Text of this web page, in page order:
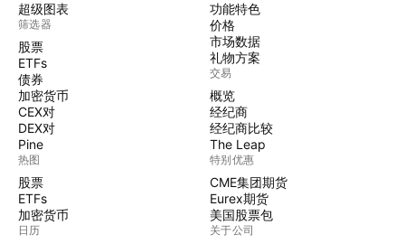
超级图表
筛选器
股票
ETFs
债券
加密货币
CEX对
DEX对
Pine
热图
股票
ETFs
加密货币
日历
功能特色
价格
市场数据
礼物方案
交易
概览
经纪商
经纪商比较
The Leap
特别优惠
CME集团期货
Eurex期货
美国股票包
关于公司